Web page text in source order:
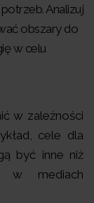
Analizuj
obszary do
w celu
w zależności
cele dla
być inne niż
w mediach